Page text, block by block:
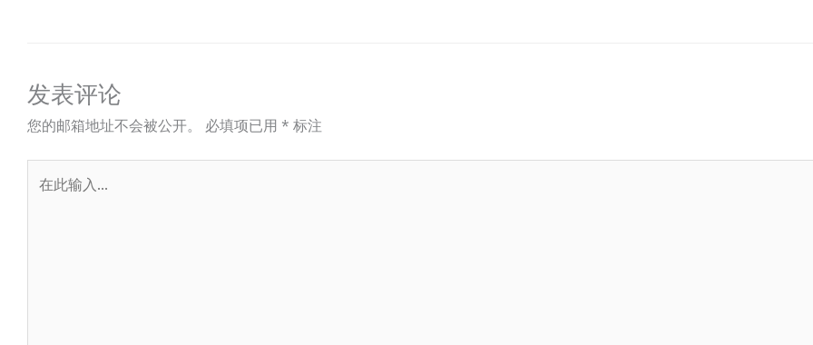
发表评论
您的邮箱地址不会被公开。 必填项已用 * 标注